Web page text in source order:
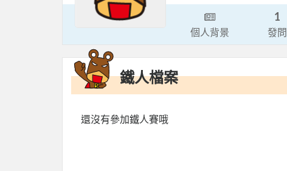
個人背景
1
發問
鐵人檔案
還沒有參加鐵人賽哦